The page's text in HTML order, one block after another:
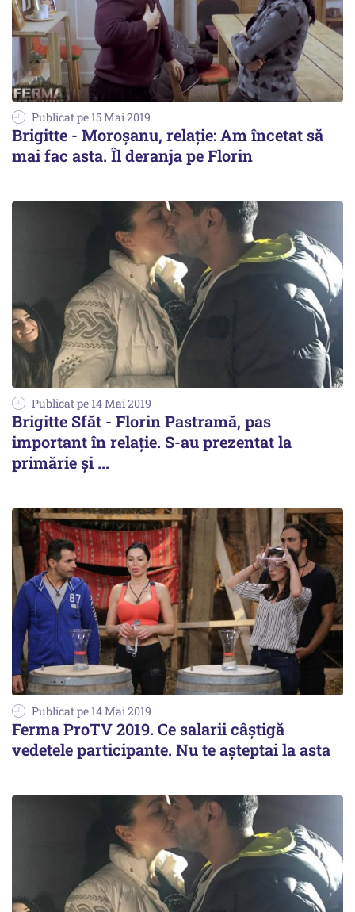
Publicat pe 15 Mai 2019
Brigitte - Moroșanu, relație: Am încetat să
mai fac asta. Îl deranja pe Florin
Publicat pe 14 Mai 2019
Brigitte Sfăt - Florin Pastramă, pas
important în relație. S-au prezentat la
primărie și ...
Publicat pe 14 Mai 2019
Ferma ProTV 2019. Ce salarii câștigă
vedetele participante. Nu te așteptai la asta